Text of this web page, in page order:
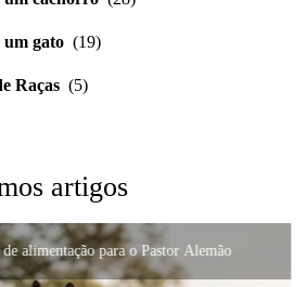
um gato (19)
Raças (5)
artigos
alimentação para o Pastor Alemão Importância da formulação precisa em distúrbios
digestivos